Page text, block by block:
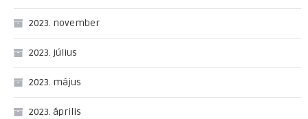
2023. november
2023. július
2023. május
2023. április